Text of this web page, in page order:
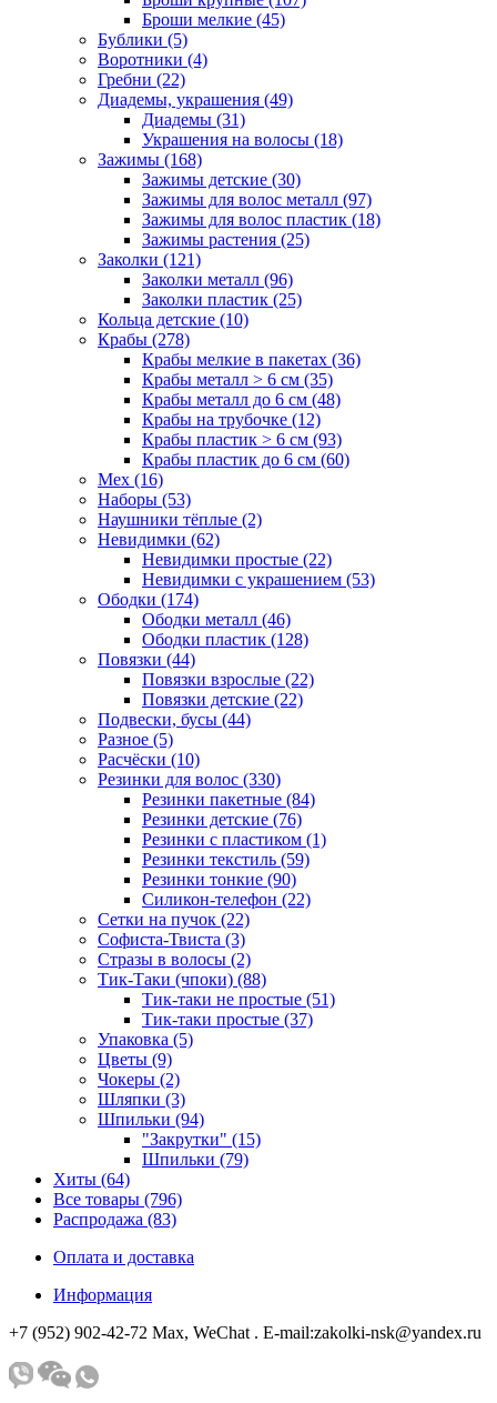
Броши мелкие (45)
Бублики (5)
Воротники (4)
Гребни (22)
Диадемы, украшения (49)
Диадемы (31)
Украшения на волосы (18)
Зажимы (168)
Зажимы детские (30)
Зажимы для волос металл (97)
Зажимы для волос пластик (18)
Зажимы растения (25)
Заколки (121)
Заколки металл (96)
Заколки пластик (25)
Кольца детские (10)
Крабы (278)
Крабы мелкие в пакетах (36)
Крабы металл > 6 см (35)
Крабы металл до 6 см (48)
Крабы на трубочке (12)
Крабы пластик > 6 см (93)
Крабы пластик до 6 см (60)
Мех (16)
Наборы (53)
Наушники тёплые (2)
Невидимки (62)
Невидимки простые (22)
Невидимки с украшением (53)
Ободки (174)
Ободки металл (46)
Ободки пластик (128)
Повязки (44)
Повязки взрослые (22)
Повязки детские (22)
Подвески, бусы (44)
Разное (5)
Расчёски (10)
Резинки для волос (330)
Резинки пакетные (84)
Резинки детские (76)
Резинки с пластиком (1)
Резинки текстиль (59)
Резинки тонкие (90)
Силикон-телефон (22)
Сетки на пучок (22)
Софиста-Твиста (3)
Стразы в волосы (2)
Тик-Таки (чпоки) (88)
Тик-таки не простые (51)
Тик-таки простые (37)
Упаковка (5)
Цветы (9)
Чокеры (2)
Шляпки (3)
Шпильки (94)
"Закрутки" (15)
Шпильки (79)
Хиты (64)
Все товары (796)
Распродажа (83)
Оплата и доставка
Информация
+7 (952) 902-42-72 Мах, WeChat . E-mail:zakolki-nsk@yandex.ru